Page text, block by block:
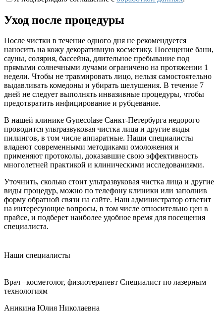
Уход после процедуры
После чистки в течение одного дня не рекомендуется
наносить на кожу декоративную косметику. Посещение бани,
сауны, солярия, бассейна, длительное пребывание под
прямыми солнечными лучами ограничено на протяжении 1
недели. Чтобы не травмировать лицо, нельзя самостоятельно
выдавливать комедоны и убирать шелушения. В течение 7
дней не следует выполнять инвазивные процедуры, чтобы
предотвратить инфицирование и рубцевание.
В нашей клинике Gynecolase Санкт-Петербурга недорого
проводится ультразвуковая чистка лица и другие виды
пилингов, в том числе аппаратные. Наши специалисты
владеют современными методиками омоложения и
применяют протоколы, доказавшие свою эффективность
многолетней практикой и клиническими исследованиями.
Уточнить, сколько стоит ультразвуковая чистка лица и другие
виды процедур, можно по телефону клиники или заполнив
форму обратной связи на сайте. Наш администратор ответит
на интересующие вопросы, в том числе относительно цен в
прайсе, и подберет наиболее удобное время для посещения
специалиста.
Наши специалисты
Врач –косметолог, физиотерапевт Специалист по лазерным
технологиям
Аникина Юлия Николаевна